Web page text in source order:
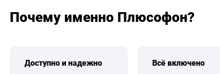
Почему именно Плюсофон?
Доступно и надежно Всё включено